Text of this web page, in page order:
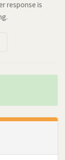
response is